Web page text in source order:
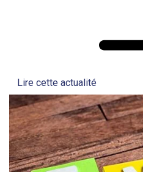
Lire cette actualité